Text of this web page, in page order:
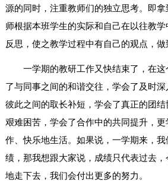
源的同时，注重教师们的独立思考。即
师根据本班学生的实际和自己在以往教
反思，使之教学过程中有自己的观点，做
一学期的教研工作又快结束了，在
了与同事之间的和谐交往，学会了及时
彼此之间的取长补短，学会了真正的团
艰难困苦，学会了合作中的共同提升，
作、快乐地生活。如果说，一学期来，
绩，那我想跟大家说，成绩只代表过去
地走下去，我们会付出更多的努力。